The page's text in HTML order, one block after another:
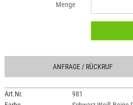
Menge
ANFRAGE / RÜCKRUF
Art.Nr.
981